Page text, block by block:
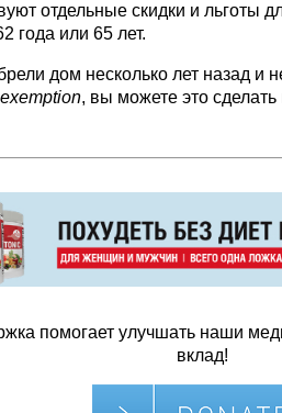
отдельные скидки и льготы
года или 65 лет.
дом несколько лет назад и
, вы можете это сделать
помогает улучшать наши
вклад!